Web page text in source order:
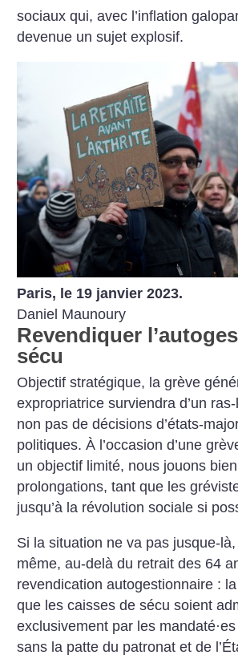
sociaux qui, avec l’inflation
devenue un sujet explosif.
Paris, le 19 janvier 2023.
Daniel Maunoury
Revendiquer
sécu
Objectif stratégique, la grève
expropriatrice surviendra d’un
non pas de décisions d’états-
politiques. À l’occasion d’une
un objectif limité, nous jouons
prolongations, tant que les
jusqu’à la révolution sociale si
Si la situation ne va pas jusque-
même, au-delà du retrait des 64
revendication autogestionnaire :
que les caisses de sécu soient
exclusivement par les mandaté·
sans la patte du patronat et de